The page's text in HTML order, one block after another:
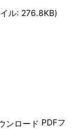
ル: 276.8KB)
PDFフ